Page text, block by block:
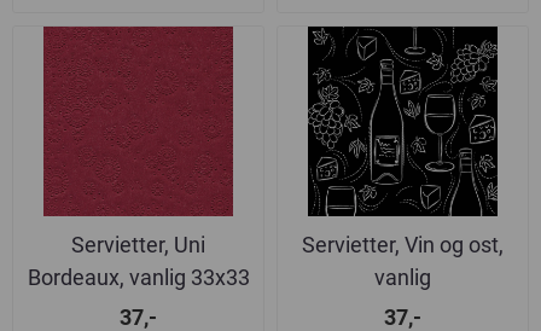
Servietter, Uni
Bordeaux, vanlig 33x33
cm
37,-
Servietter, Vin og ost,
vanlig
37,-